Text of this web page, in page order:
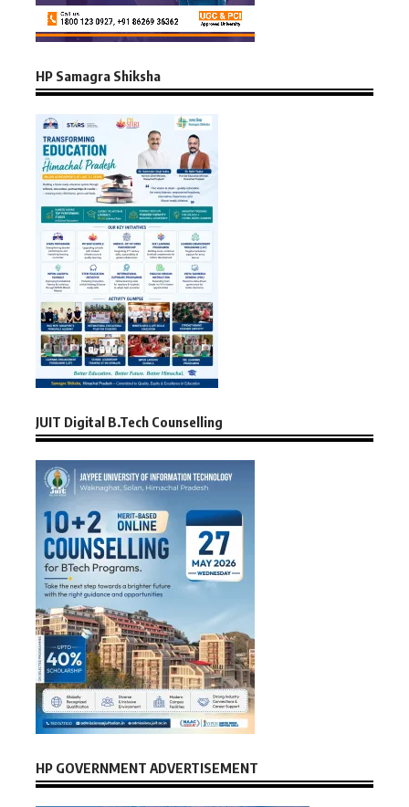
HP Samagra Shiksha
JUIT Digital B.Tech Counselling
HP GOVERNMENT ADVERTISEMENT